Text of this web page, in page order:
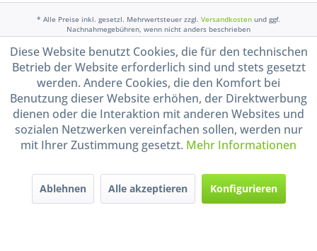
* Alle Preise inkl. gesetzl. Mehrwertsteuer zzgl. Versandkosten und ggf.
Nachnahmegebühren, wenn nicht anders beschrieben
Widerruf erklären
Gestaltung, Shop-Setup, Management & Hosting durch Ternum Internet Servicesmit
Shopware
Diese Website benutzt Cookies, die für den technischen
Betrieb der Website erforderlich sind und stets gesetzt
werden. Andere Cookies, die den Komfort bei
Benutzung dieser Website erhöhen, der Direktwerbung
dienen oder die Interaktion mit anderen Websites und
sozialen Netzwerken vereinfachen sollen, werden nur
mit Ihrer Zustimmung gesetzt. Mehr Informationen
Ablehnen Alle akzeptieren Konfigurieren